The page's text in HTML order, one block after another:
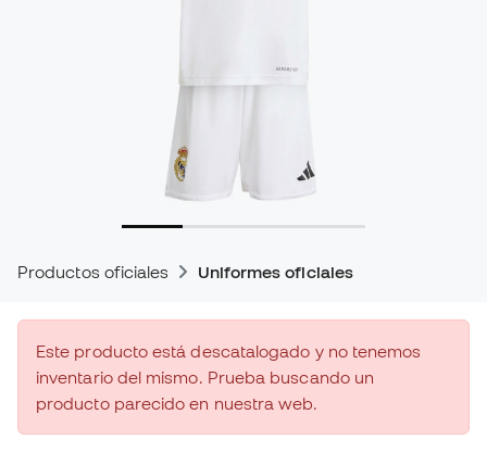
Productos oficiales Uniformes oficiales
Este producto está descatalogado y no tenemos
inventario del mismo. Prueba buscando un
producto parecido en nuestra web.